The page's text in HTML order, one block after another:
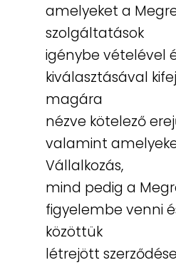
amelyeket a
szolgáltatások
igénybe vételével
kiválasztásával
magára
nézve kötelező
valamint
Vállalkozás,
mind pedig a
figyelembe venni
közöttük
létrejött